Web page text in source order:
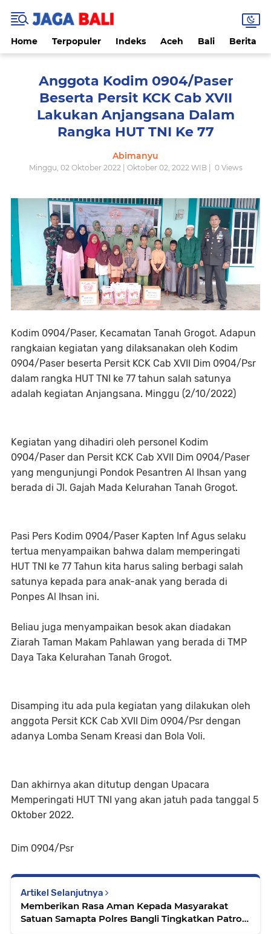
Home Terpopuler Indeks Aceh Bali Berita
Anggota Kodim 0904/Paser
Beserta Persit KCK Cab XVII
Lakukan Anjangsana Dalam
Rangka HUT TNI Ke 77
Abimanyu
Minggu, 02 Oktober 2022 | Oktober 02, 2022 WIB | 0Views
Kodim 0904/Paser, Kecamatan Tanah Grogot. Adapun
rangkaian kegiatan yang dilaksanakan oleh Kodim
0904/Paser beserta Persit KCK Cab XVII Dim 0904/Psr
dalam rangka HUT TNI ke 77 tahun salah satunya
adalah kegiatan Anjangsana. Minggu (2/10/2022)
Kegiatan yang dihadiri oleh personel Kodim
0904/Paser dan Persit KCK Cab XVII Dim 0904/Paser
yang mengunjungi Pondok Pesantren Al Ihsan yang
berada di Jl. Gajah Mada Kelurahan Tanah Grogot.
Pasi Pers Kodim 0904/Paser Kapten Inf Agus selaku
tertua menyampaikan bahwa dalam memperingati
HUT TNI ke 77 Tahun kita harus saling berbagi salah
satunya kepada para anak-anak yang berada di
Ponpes Al Ihsan ini.
Beliau juga menyampaikan besok akan diadakan
Ziarah Taman Makam Pahlawan yang berada di TMP
Daya Taka Kelurahan Tanah Grogot.
Disamping itu ada pula kegiatan yang dilakukan oleh
anggota Persit KCK Cab XVII Dim 0904/Psr dengan
adanya Lomba Senam Kreasi dan Bola Voli.
Dan akhirnya akan ditutup dengan Upacara
Memperingati HUT TNI yang akan jatuh pada tanggal 5
Oktober 2022.
Dim 0904/Psr
Artikel Selanjutnya
Memberikan Rasa Aman Kepada Masyarakat
Satuan Samapta Polres Bangli Tingkatkan Patroli